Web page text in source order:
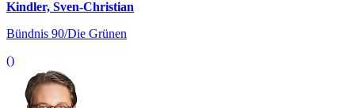
Kindler, Sven-Christian
Bündnis 90/Die Grünen
()